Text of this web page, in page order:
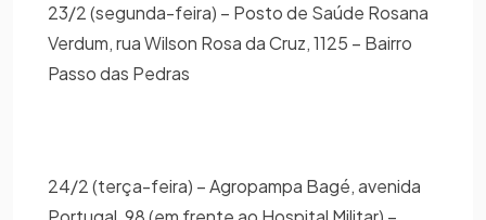
23/2 (segunda-feira) – Posto de Saúde Rosana
Verdum, rua Wilson Rosa da Cruz, 1125 – Bairro
Passo das Pedras
24/2 (terça-feira) – Agropampa Bagé, avenida